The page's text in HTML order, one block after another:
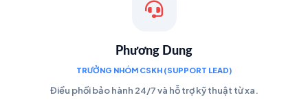
Phương Dung
TRƯỞNG NHÓM CSKH (SUPPORT LEAD)
Điều phối bảo hành 24/7 và hỗ trợ kỹ thuật từ xa.